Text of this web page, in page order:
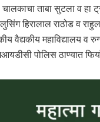
ताबा सुटला व हा
हिरालाल राठोड व
वैद्यकीय महाविद्यालय व
पोलिस ठाण्यात